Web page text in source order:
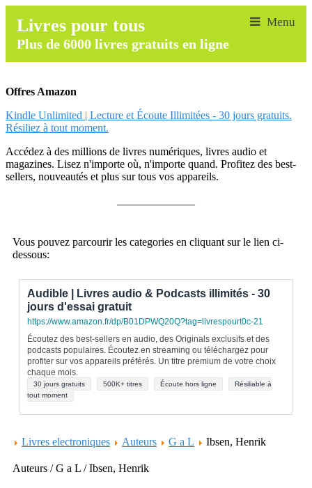
Livres pour tous
Plus de 6000 livres gratuits en ligne
Offres Amazon
Kindle Unlimited | Lecture et Écoute Illimitées - 30 jours gratuits.
Résiliez à tout moment.
Accédez à des millions de livres numériques, livres audio et
magazines. Lisez n'importe où, n'importe quand. Profitez des best-
sellers, nouveautés et plus sur tous vos appareils.
Vous pouvez parcourir les categories en cliquant sur le lien ci-
dessous:
Audible | Livres audio & Podcasts illimités - 30
jours d'essai gratuit
https://www.amazon.fr/dp/B01DPWQ20Q?tag=livrespourt0c-21
Écoutez des best-sellers en audio, des Originals exclusifs et des
podcasts populaires. Écoutez en streaming ou téléchargez pour
profiter sur vos appareils préférés. Un titre premium de votre choix
chaque mois.
30 jours gratuits 500K+ titres Écoute hors ligne
Résiliable à
tout moment
Livres electroniques Auteurs G a L Ibsen, Henrik
Auteurs / G a L / Ibsen, Henrik